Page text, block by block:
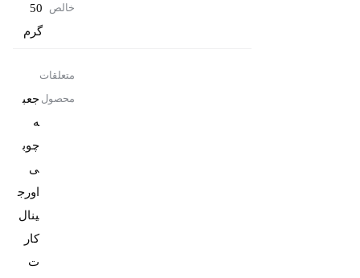
خالص
50
گرم
متعلقات
محصول جعب
ه
چوب
ی
اورج
کار
ت